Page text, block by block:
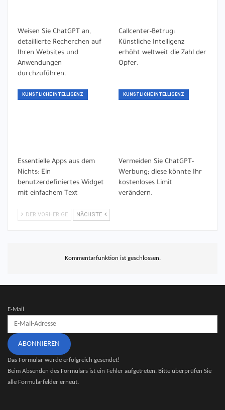
Weisen Sie ChatGPT an,
detaillierte Recherchen auf
Ihren Websites und
Anwendungen
durchzuführen.
Callcenter-Betrug:
Künstliche Intelligenz
erhöht weltweit die Zahl der
Opfer.
KÜNSTLICHE INTELLIGENZ
Essentielle Apps aus dem
Nichts: Ein
benutzerdefiniertes Widget
mit einfachem Text
KÜNSTLICHE INTELLIGENZ
Vermeiden Sie ChatGPT-
Werbung; diese könnte Ihr
kostenloses Limit
verändern.
DER VORHERIGE NÄCHSTE
Kommentarfunktion ist geschlossen.
E-Mail
ABONNIEREN
Das Formular wurde erfolgreich gesendet!
Beim Absenden des Formulars ist ein Fehler aufgetreten. Bitte überprüfen Sie
alle Formularfelder erneut.